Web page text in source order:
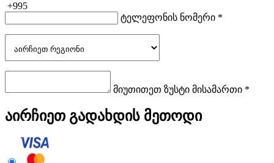
+995
ტელეფონის ნომერი *
მიუთითეთ ზუსტი მისამართი *
აირჩიეთ გადახდის მეთოდი